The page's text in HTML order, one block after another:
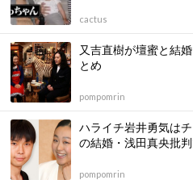
cactus
又吉直樹が壇蜜と結
とめ
pompomrin
ハライチ岩井勇気は
の結婚・浅田真央批
pompomrin